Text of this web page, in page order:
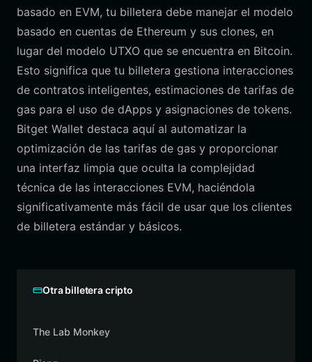
basado en EVM, tu billetera debe manejar el modelo
basado en cuentas de Ethereum y sus clones, en
lugar del modelo UTXO que se encuentra en Bitcoin.
Esto significa que tu billetera gestiona interacciones
de contratos inteligentes, estimaciones de tarifas de
gas para el uso de dApps y asignaciones de tokens.
Bitget Wallet destaca aquí al automatizar la
optimización de las tarifas de gas y proporcionar
una interfaz limpia que oculta la complejidad
técnica de las interacciones EVM, haciéndola
significativamente más fácil de usar que los clientes
de billetera estándar y básicos.
Otra billetera cripto
The Lab Monkey